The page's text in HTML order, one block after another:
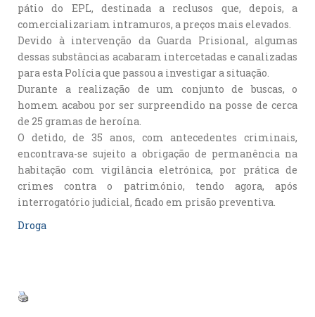
pátio do EPL, destinada a reclusos que, depois, a
comercializariam intramuros, a preços mais elevados.
Devido à intervenção da Guarda Prisional, algumas
dessas substâncias acabaram intercetadas e canalizadas
para esta Polícia que passou a investigar a situação.
Durante a realização de um conjunto de buscas, o
homem acabou por ser surpreendido na posse de cerca
de 25 gramas de heroína.
O detido, de 35 anos, com antecedentes criminais,
encontrava-se sujeito a obrigação de permanência na
habitação com vigilância eletrónica, por prática de
crimes contra o património, tendo agora, após
interrogatório judicial, ficado em prisão preventiva.
Droga